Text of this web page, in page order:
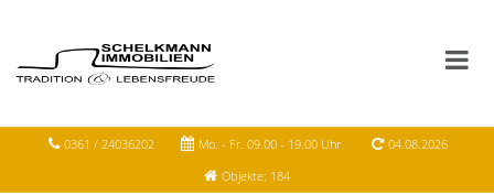
0361 / 24036202 Mo. - Fr. 09.00 - 19.00 Uhr
04.08.2026
Objekte: 184